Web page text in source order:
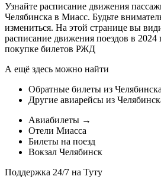
Узнайте расписание движения
Челябинска в Миасс. Будьте
измениться. На этой странице вы
расписание движения поездов в 2024
покупке билетов РЖД
А ещё здесь можно найти
Обратные билеты из
Другие авиарейсы из
Авиабилеты →
Отели Миасса
Билеты на поезд
Вокзал Челябинск
Поддержка 24/7 на Туту